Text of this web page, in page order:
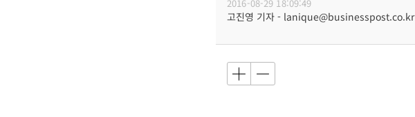
2016-08-29 18:09:49
고진영 기자 - lanique@businesspost.co.kr